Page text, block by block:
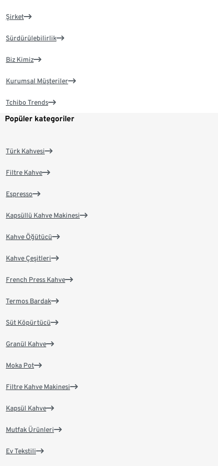
Şirket
Sürdürülebilirlik
Biz Kimiz
Kurumsal Müşteriler
Tchibo Trends
Popüler kategoriler
Türk Kahvesi
Filtre Kahve
Espresso
Kapsüllü Kahve Makinesi
Kahve Öğütücü
Kahve Çeşitleri
French Press Kahve
Termos Bardak
Süt Köpürtücü
Granül Kahve
Moka Pot
Filtre Kahve Makinesi
Kapsül Kahve
Mutfak Ürünleri
Ev Tekstili